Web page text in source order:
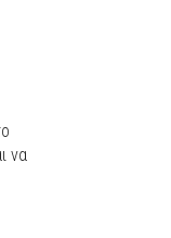
να